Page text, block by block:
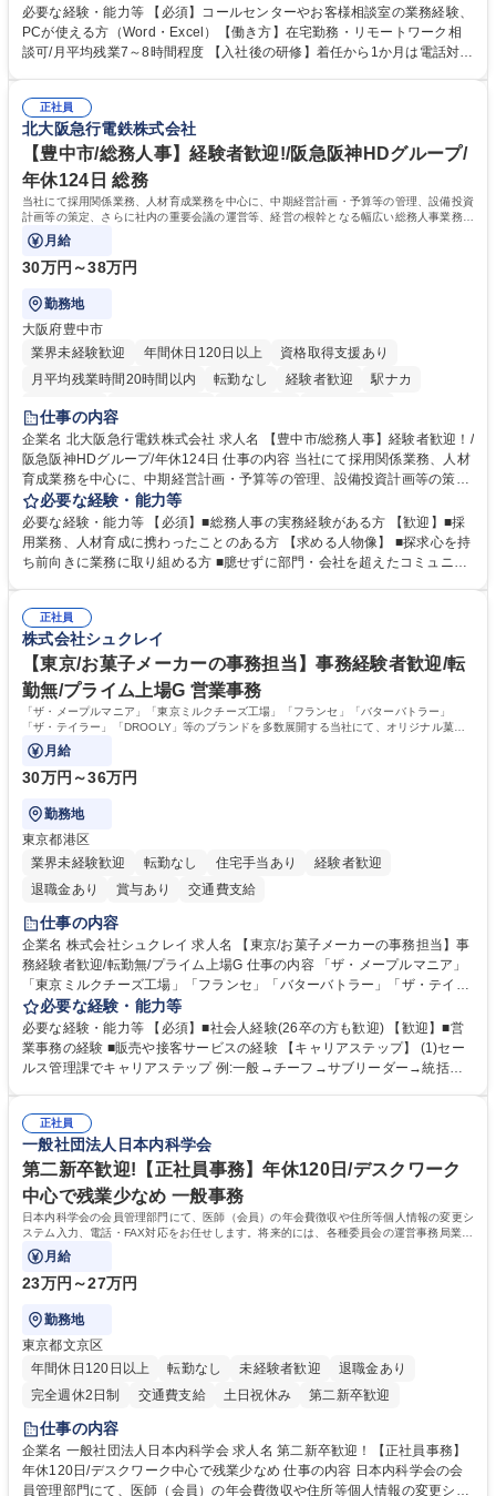
様相談室でのお仕事です。 日々お客様からいただくキリングループへのご
意見を、企業活動に活かしています。お客様からの声に迅速かつ誠意をも
って対応、情報提供するとともにグループ内活動に反映しています。 【具
平均100件前後■メール・手紙：同上40件前後 募集職種 中野本社【お客様
相談室】お客様のお声をもとにより良い商品づくりへ貢献
必要な経験・能力等 【必須】コールセンターやお客様相談室の業務経験、
PCが使える方（Word・Excel）【働き方】在宅勤務・リモートワーク相
談可/月平均残業7～8時間程度 【入社後の研修】着任から1か月は電話対応
すのでご安心ください。 【当社について】キリングループの広報機能を担
う会社として、お客様との出会いを大切にし、磨き上げたホスピタリティ
を込めてコミュニケーションをとりながら広報関連業務を行っておりま
す。 学歴・資格 学歴：大学院 大学 高専 短大 専修学校 高校 語学力： 資
格：
正社員
北大阪急行電鉄株式会社
【豊中市/総務人事】経験者歓迎!/阪急阪神HDグループ/
年休124日 総務
当社にて採用関係業務、人材育成業務を中心に、中期経営計画・予算等の管理、設備投資
計画等の策定、さらに社内の重要会議の運営等、経営の根幹となる幅広い総務人事業務全
般を担当していただきます。
月給
30万円～38万円
勤務地
大阪府豊中市
業界未経験歓迎
年間休日120日以上
資格取得支援あり
月平均残業時間20時間以内
転勤なし 経験者歓迎
駅ナカ
退職金あり
土日祝休み
服装自由 昼食補助あり 食事補助あり
仕事の内容
企業名 北大阪急行電鉄株式会社 求人名 【豊中市/総務人事】経験者歓迎！/
阪急阪神HDグループ/年休124日 仕事の内容 当社にて採用関係業務、人材
育成業務を中心に、中期経営計画・予算等の管理、設備投資計画等の策
定、さらに社内の重要会議の運営等、経営の根幹となる幅広い総務人事業
務全般を担当していただきます。 【主な業務内容】 ■採用関係業務および
人材育成(社員研修)業務の推進 ■中期経営計画および予算等の管理 ■設備
投資計画等の策定 ■社内の重要会議の運営 ■その他総務人事業務全般 【入
務人事】経験者歓迎！/阪急阪神HDグループ/年休124日
必要な経験・能力等
必要な経験・能力等 【必須】■総務人事の実務経験がある方 【歓迎】■採
用業務、人材育成に携わったことのある方 【求める人物像】 ■探求心を持
ち前向きに業務に取り組める方 ■臆せずに部門・会社を超えたコミュニケ
囲のメンバーと協調しつつ主体性を持って能動的に業務を推進できる方 学
歴・資格 学歴：大学院 大学 高専 短大 専修学校 高校 語学力： 資格：
正社員
株式会社シュクレイ
【東京/お菓子メーカーの事務担当】事務経験者歓迎/転
勤無/プライム上場G 営業事務
「ザ・メープルマニア」「東京ミルクチーズ工場」「フランセ」「バターバトラー」
「ザ・テイラー」「DROOLY」等のブランドを多数展開する当社にて、オリジナル菓子
ブランド商品の事務業務をお任せいたします。
月給
30万円～36万円
勤務地
東京都港区
業界未経験歓迎
転勤なし 住宅手当あり
経験者歓迎
退職金あり
賞与あり 交通費支給
仕事の内容
企業名 株式会社シュクレイ 求人名 【東京/お菓子メーカーの事務担当】事
務経験者歓迎/転勤無/プライム上場G 仕事の内容 「ザ・メープルマニア」
「東京ミルクチーズ工場」「フランセ」「バターバトラー」「ザ・テイラ
ー」「DROOLY」等のブランドを多数展開する当社にて、オリジナル菓子
ブランド商品の事務業務をお任せいたします。 【具体的な業務内容】 ■店
舗からの発注受付/PC入力業務 ■受電対応(社内/社外) ■商品のマスター登
録 ■日々の売上抽出・報告 ■提携企業への書類送付業務 ■契約書管理業務
必要な経験・能力等
必要な経験・能力等 【必須】■社会人経験(26卒の方も歓迎) 【歓迎】■営
業事務の経験 ■販売や接客サービスの経験 【キャリアステップ】 (1)セー
ルス管理課でキャリアステップ 例:一般→チーフ→サブリーダー→統括リ
や個別面談を通してご自身のキャリアと向き合っていただき、会社として
もバックアップしていきます。 学歴・資格 学歴：大学院 大学 高専 短大
専修学校 高校 語学力： 資格：
正社員
一般社団法人日本内科学会
第二新卒歓迎!【正社員事務】年休120日/デスクワーク
中心で残業少なめ 一般事務
日本内科学会の会員管理部門にて、医師（会員）の年会費徴収や住所等個人情報の変更シ
ステム入力、電話・FAX対応をお任せします。将来的には、各種委員会の運営事務局業務
などにも幅広く携わっていただきます。
月給
23万円～27万円
勤務地
東京都文京区
年間休日120日以上
転勤なし 未経験者歓迎
退職金あり
完全週休2日制
交通費支給 土日祝休み 第二新卒歓迎
仕事の内容
企業名 一般社団法人日本内科学会 求人名 第二新卒歓迎！【正社員事務】
年休120日/デスクワーク中心で残業少なめ 仕事の内容 日本内科学会の会
員管理部門にて、医師（会員）の年会費徴収や住所等個人情報の変更シス